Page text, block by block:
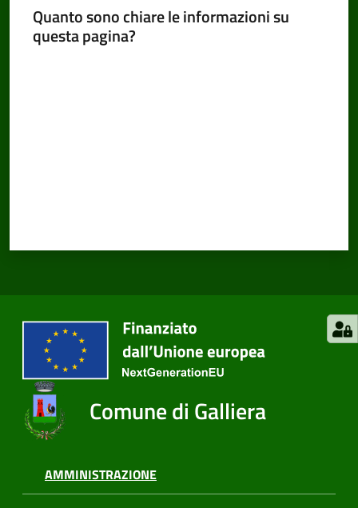
Quanto sono chiare le informazioni su
questa pagina?
Comune di Galliera
AMMINISTRAZIONE